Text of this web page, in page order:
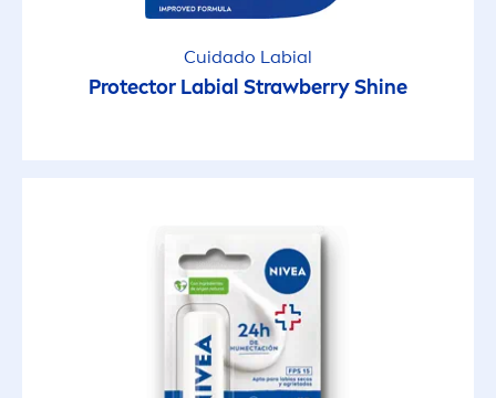
Cuidado Labial
Protector Labial StrawberryShine